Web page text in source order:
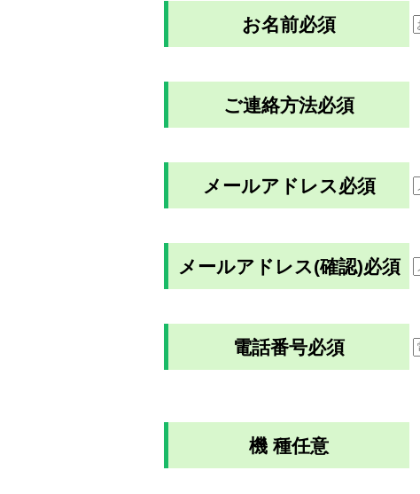
お名前必須
ご連絡方法必須
メールアドレス必須
メールアドレス(確認)必須
電話番号必須
機 種任意